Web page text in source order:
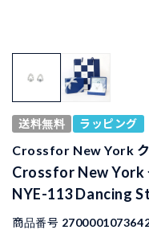
送料無料 ラッピング
Crossfor New York ク
Crossfor New York
NYE-113 Dancing
商品番号